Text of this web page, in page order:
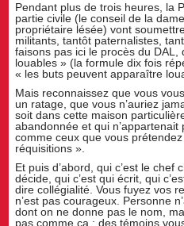
Pendant plus de trois heures, la
partie civile (le conseil de la
propriétaire lésée) vont
militants, tantôt paternalistes,
faisons pas ici le procès du DAL,
louables » (la formule dix fois
« les buts peuvent apparaître
Mais reconnaissez que vous
un ratage, que vous n’auriez
soit dans cette maison
abandonnée et qui
comme ceux que vous
réquisitions ».
Et puis d’abord, qui c’est le chef
décide, qui c’est qui écrit, qui
dire collégialité. Vous fuyez vos
n’est pas courageux. Personne
dont on ne donne pas le nom,
pas comme ça : des témoins